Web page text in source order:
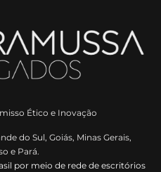
Ético e Inovação
do Sul, Goiás, Minas Gerais,
e Pará.
por meio de rede de escritórios